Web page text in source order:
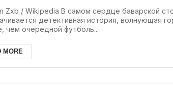
Zxb / Wikipedia В самом сердце баварской
детективная история, волнующая
чем очередной футболь...
MORE